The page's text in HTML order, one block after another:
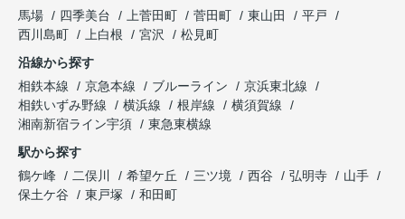
馬場
四季美台 上菅田町 菅田町 東山田
平戸
西川島町
上白根 宮沢
松見町
沿線から探す
相鉄本線
京急本線 ブルーライン
京浜東北線
相鉄いずみ野線
横浜線 根岸線
横須賀線
湘南新宿ライン宇須
東急東横線
駅から探す
鶴ケ峰
二俣川 希望ケ丘 三ツ境 西谷 弘明寺
山手
保土ケ谷
東戸塚 和田町